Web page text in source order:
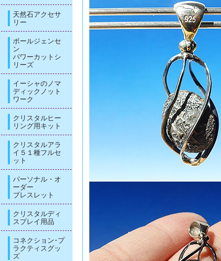
天然石アクセサ
リー
ポールジェンセ
ン
パワーカットシ
リーズ
イーシャのノマ
ディックノット
ワーク
クリスタルヒー
リング用キット
クリスタルアラ
イ５１種フルセ
ット
パーソナル・オ
ーダー
ブレスレット
クリスタルディ
スプレイ用品
コネクション･プ
ラクティスグッ
ズ